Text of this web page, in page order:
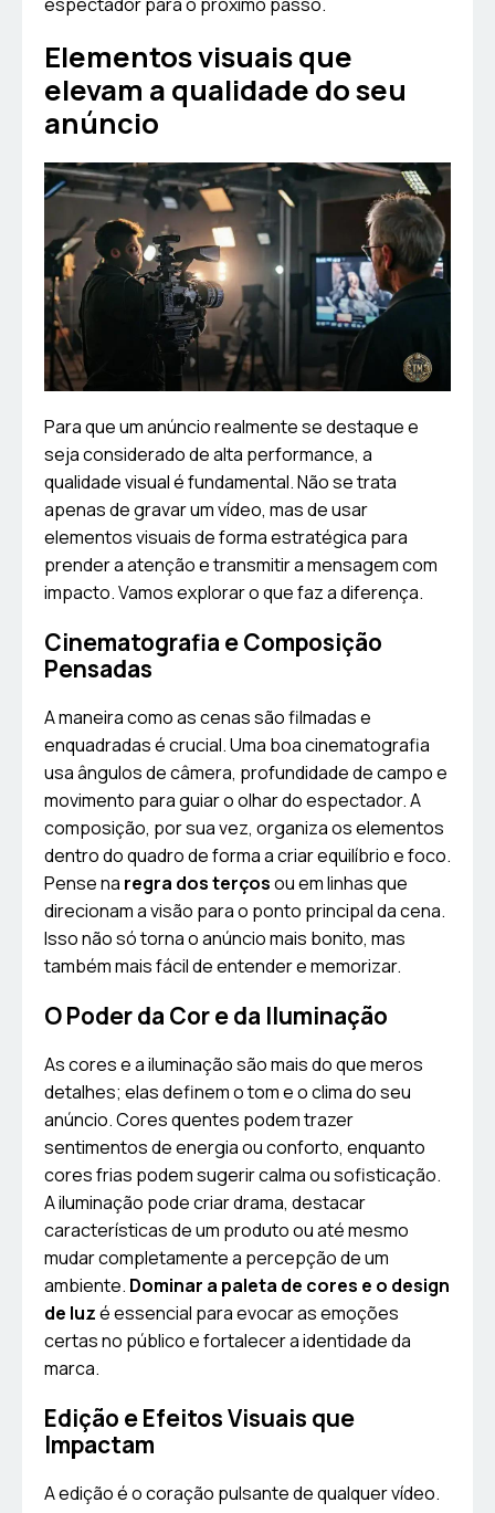
Elementos visuais que
elevam a qualidade do seu
anúncio
Para que um anúncio realmente se destaque e
seja considerado de alta performance, a
qualidade visual é fundamental. Não se trata
apenas de gravar um vídeo, mas de usar
elementos visuais de forma estratégica para
prender a atenção e transmitir a mensagem com
impacto. Vamos explorar o que faz a diferença.
Cinematografia e Composição
Pensadas
A maneira como as cenas são filmadas e
enquadradas é crucial. Uma boa cinematografia
usa ângulos de câmera, profundidade de campo e
movimento para guiar o olhar do espectador. A
composição, por sua vez, organiza os elementos
dentro do quadro de forma a criar equilíbrio e foco.
Pense na regra dos terçosou em linhas que
direcionam a visão para o ponto principal da cena.
Isso não só torna o anúncio mais bonito, mas
também mais fácil de entender e memorizar.
O Poder da Cor e da Iluminação
As cores e a iluminação são mais do que meros
detalhes; elas definem o tom e o clima do seu
anúncio. Cores quentes podem trazer
sentimentos de energia ou conforto, enquanto
cores frias podem sugerir calma ou sofisticação.
A iluminação pode criar drama, destacar
características de um produto ou até mesmo
mudar completamente a percepção de um
ambiente. Dominar a paleta de cores e o design
de luzé essencial para evocar as emoções
certas no público e fortalecer a identidade da
marca.
Edição e Efeitos Visuais que
Impactam
A edição é o coração pulsante de qualquer vídeo.